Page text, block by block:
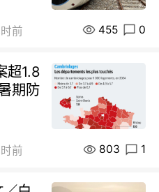
前 455 0
超1.8
期防
前 803 1